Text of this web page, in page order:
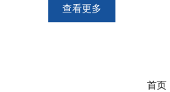
调，圆弧型设计，线条流畅自
然。内胆设计成在工作时是一
查看更多
首页